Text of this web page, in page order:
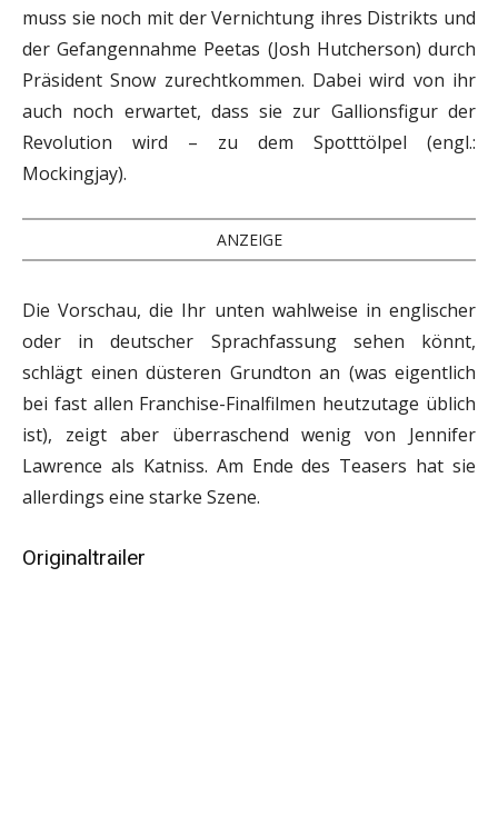
muss sie noch mit der Vernichtung ihres Distrikts und
der Gefangennahme Peetas (Josh Hutcherson) durch
Präsident Snow zurechtkommen. Dabei wird von ihr
auch noch erwartet, dass sie zur Gallionsfigur der
Revolution wird – zu dem Spotttölpel (engl.:
Mockingjay).
ANZEIGE
Die Vorschau, die Ihr unten wahlweise in englischer
oder in deutscher Sprachfassung sehen könnt,
schlägt einen düsteren Grundton an (was eigentlich
bei fast allen Franchise-Finalfilmen heutzutage üblich
ist), zeigt aber überraschend wenig von Jennifer
Lawrence als Katniss. Am Ende des Teasers hat sie
allerdings eine starke Szene.
Originaltrailer